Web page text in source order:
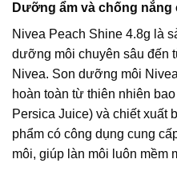
Dưỡng ẩm và chống nắng
Nivea Peach Shine 4.8g là
dưỡng môi chuyên sâu đến
Nivea. Son dưỡng môi
hoàn toàn từ thiên nhiên
Persica Juice) và chiết xuất
phẩm có công dụng cung
môi, giúp làn môi luôn mềm